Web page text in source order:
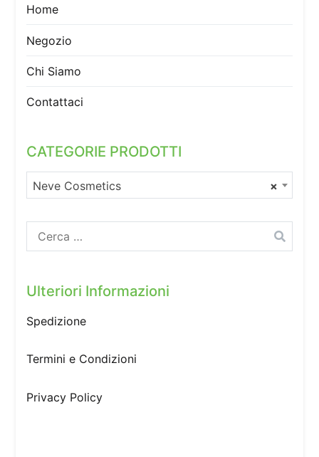
Home
Negozio
Chi Siamo
Contattaci
CATEGORIE PRODOTTI
×
Neve Cosmetics
Ricerca
per:
Ulteriori Informazioni
Spedizione
Termini e Condizioni
Privacy Policy